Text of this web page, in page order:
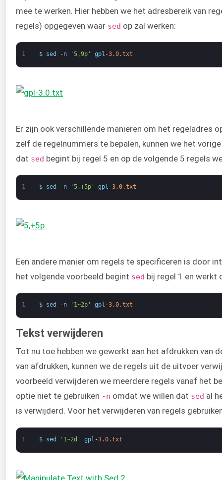
mee te werken. Hier hebben we het adresbereik van
regels) opgegeven waar sed op zal werken:
1 $ sed -n '5,9p' gpl -3.0.txt
Er zijn ook verschillende manieren om het regeladres
zelf de regelnummers te bepalen, kunnen we het
dat sed begint bij regel 5 en op de volgende 5 regels
1 $ sed -n '5,+5p' gpl -3.0.txt
Een andere manier om regels te specificeren is door
het volgende voorbeeld begint sed bij regel 1 en werkt
1 $ sed -n '1~2p' gpl -3.0.txt
Tekst verwijderen
Tot nu toe hebben we gewerkt aan het afdrukken van
van afdrukken, kunnen we de regels uit de uitvoer
voorbeeld verwijderen we meerdere regels vanaf het
optie niet te gebruiken -n omdat we willen dat sed al
is verwijderd. Voor het verwijderen van regels
1 $ sed '1~2d' gpl -3.0.txt